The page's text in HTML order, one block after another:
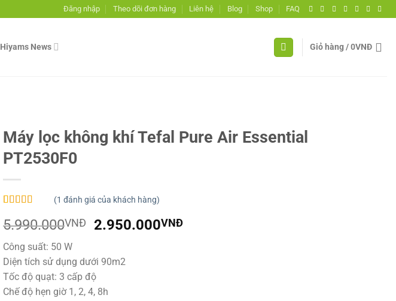
Đăng nhập Theo dõi đơn hàng Liên hệ Blog Shop FAQ
Hiyams News Giỏ hàng /0VNĐ
Máy lọc không khí Tefal Pure Air Essential
PT2530F0
dựa trên
đánh giá
(1 đánh giá của khách hàng)
5.990.000VNĐ
Giá
5.990.000VNĐ.
2.950.000VNĐGiá
Công suất: 50 W
Diện tích sử dụng dưới 90m2
Tốc độ quạt: 3 cấp độ
Chế độ hẹn giờ 1, 2, 4, 8h